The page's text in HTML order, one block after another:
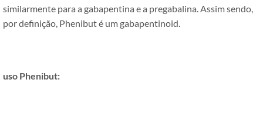
similarmente para a gabapentina e a pregabalina. Assim sendo,
por definição, Phenibut é um gabapentinoid.
uso Phenibut: